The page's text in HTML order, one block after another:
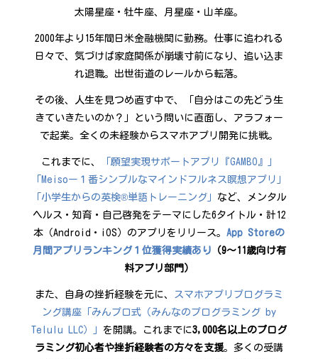
太陽星座・牡牛座、月星座・山羊座。
2000年より15年間日米金融機関に勤務。仕事に追われる
日々で、気づけば家庭関係が崩壊寸前になり、追い込ま
れ退職。出世街道のレールから転落。
その後、人生を見つめ直す中で、「自分はこの先どう生
きていきたいのか？」という問いに直面し、アラフォー
で起業。全くの未経験からスマホアプリ開発に挑戦。
これまでに、
「願望実現サポートアプリ『GAMBO』」
「Meisoー１番シンプルなマインドフルネス瞑想アプリ」
「小学生からの英検®単語トレーニング」 など、メンタル
ヘルス・知育・自己啓発をテーマにした6タイトル・計12
本（Android・iOS）のアプリをリリース。 App Storeの
月間アプリランキング１位獲得実績あり （9〜11歳向け有
料アプリ部門）
また、自身の挫折経験を元に、
スマホアプリプログラミ
ング講座「みんプロ式（みんなのプログラミング by
Telulu LLC）」 を開講。これまでに3,000名以上のプログ
ラミング初心者や挫折経験者の方々を支援。多くの受講